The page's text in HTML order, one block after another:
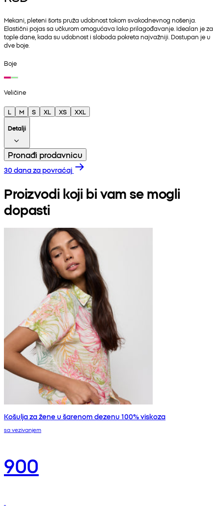
Mekani, pleteni šorts pruža udobnost tokom svakodnevnog nošenja.
Elastični pojas sa učkurom omogućava lako prilagođavanje. Idealan je za
tople dane, kada su udobnost i sloboda pokreta najvažniji. Dostupan je u
dve boje.
Boje
Veličine
L M S XL XS
XXL
Detalji
Pronađi prodavnicu
30 dana za povraćaj
Proizvodi koji bi vam se mogli
dopasti
Košulja za žene u šarenom dezenu 100% viskoza
sa vezivanjem
900